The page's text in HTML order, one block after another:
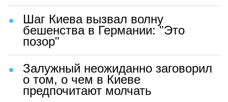
Шаг Киева вызвал волну
бешенства в Германии: "Это
позор"
Залужный неожиданно заговорил
о том, о чем в Киеве
предпочитают молчать